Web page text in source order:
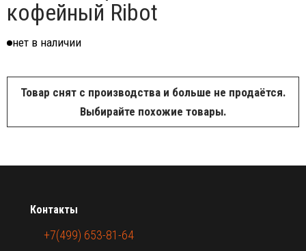
кофейный Ribot
нет в наличии
Товар снят с производства и больше не продаётся.
Выбирайте похожие товары.
Контакты
+7(499) 653-81-64